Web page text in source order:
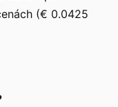
(€ 0.0425